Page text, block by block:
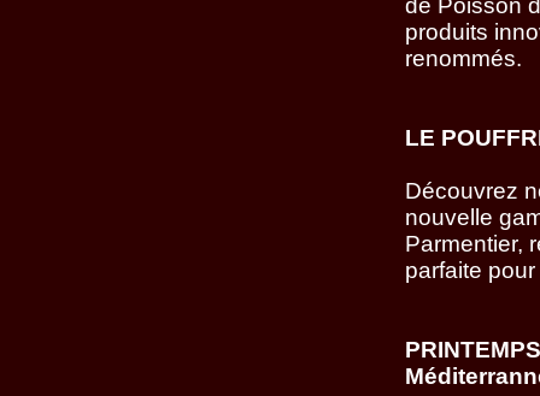
de Poisson
produits
renommés.
LE
Découvrez
nouvelle
Parmentier,
parfaite